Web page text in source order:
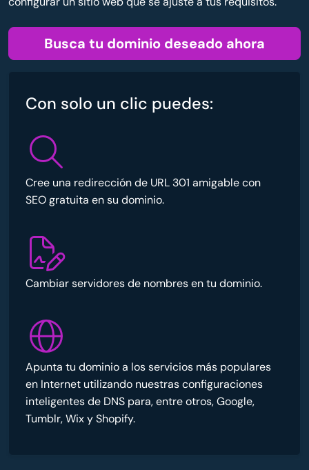
Busca tu dominio deseado ahora
Con solo un clic puedes:
Cree una redirección de URL 301 amigable con
SEO gratuita en su dominio.
Cambiar servidores de nombres en tu dominio.
Apunta tu dominio a los servicios más populares
en Internet utilizando nuestras configuraciones
inteligentes de DNS para, entre otros, Google,
Tumblr, Wix y Shopify.